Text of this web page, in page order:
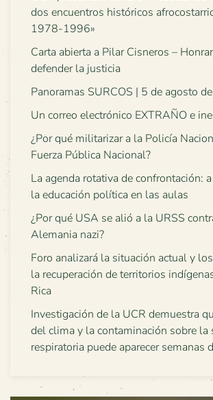
dos encuentros históricos
1978-1996»
Carta abierta a Pilar Cisneros –
defender la justicia
Panoramas SURCOS | 5 de agosto
Un correo electrónico EXTRAÑO e
¿Por qué militarizar a la Policía
Fuerza Pública Nacional?
La agenda rotativa de confrontación:
la educación política en las aulas
¿Por qué USA se alió a la URSS
Alemania nazi?
Foro analizará la situación actual y
la recuperación de territorios
Rica
Investigación de la UCR demuestra
del clima y la contaminación sobre la
respiratoria puede aparecer semanas